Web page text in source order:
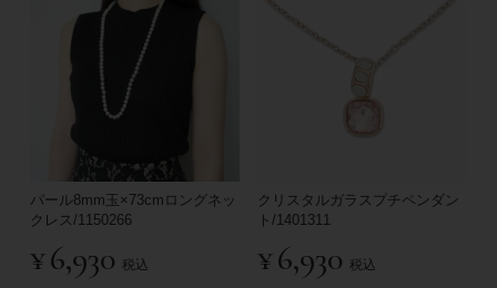
パール8mm玉×73cmロングネッ
クレス/1150266
¥6,930 税込
クリスタルガラスプチペンダン
ト/1401311
¥6,930 税込